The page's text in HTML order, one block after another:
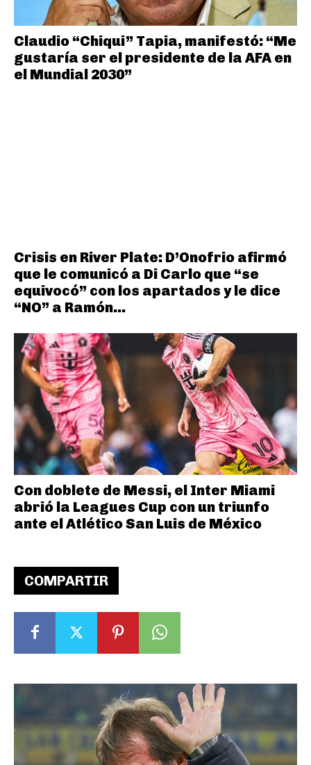
COMPARTIR
Claudio “Chiqui” Tapia, manifestó: “Me
gustaría ser el presidente de la AFA en
el Mundial 2030”
Crisis en River Plate: D’Onofrio afirmó
que le comunicó a Di Carlo que “se
equivocó” con los apartados y le dice
“NO” a Ramón...
Con doblete de Messi, el Inter Miami
abrió la Leagues Cup con un triunfo
ante el Atlético San Luis de México